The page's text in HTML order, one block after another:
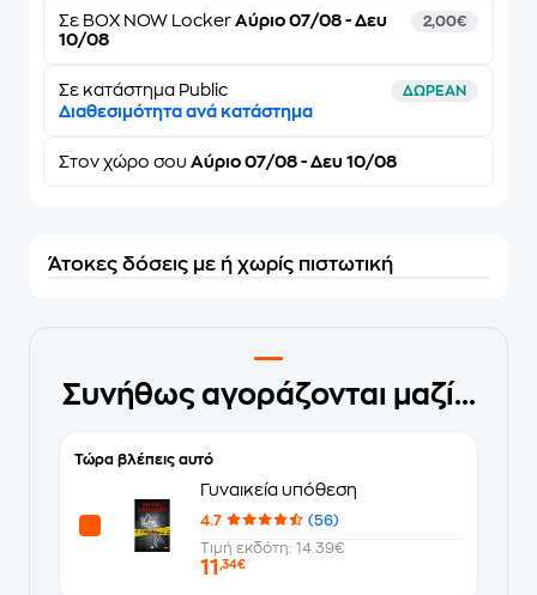
Σε BOX NOW Locker Αύριο 07/08 - Δευ
10/08
2,00€
Σε κατάστημα Public ΔΩΡΕΑΝ
Διαθεσιμότητα ανά κατάστημα
Στον χώρο σου Αύριο 07/08 - Δευ 10/08
Άτοκες δόσεις με ή χωρίς πιστωτική
Συνήθως αγοράζονται μαζί...
Τώρα βλέπεις αυτό
Γυναικεία υπόθεση
4.7
(56)
Τιμή εκδότη: 14.39€
11 ,34€